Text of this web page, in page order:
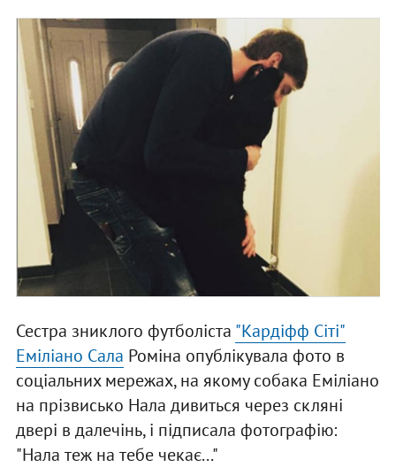
Сестра зниклого футболіста "Кардіфф Сіті"
Еміліано Сала Роміна опублікувала фото в
соціальних мережах, на якому собака Еміліано
на прізвисько Нала дивиться через скляні
двері в далечінь, і підписала фотографію:
"Нала теж на тебе чекає..."